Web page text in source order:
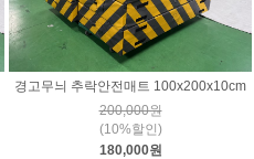
경고무늬 추락안전매트 100x200x10cm
200,000원
(10%할인)
180,000원